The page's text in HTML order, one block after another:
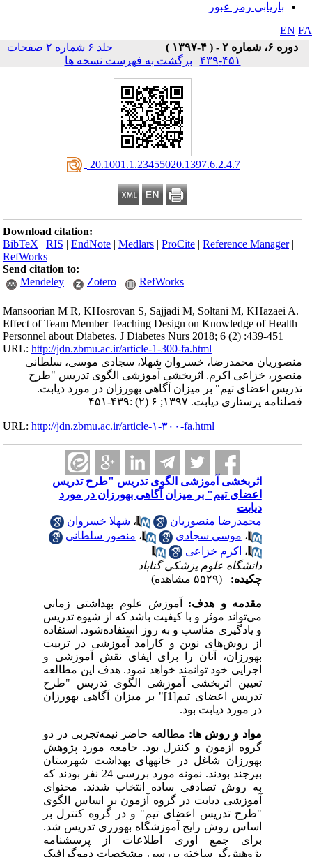
بازیابی رمز عبور
EN
دوره ۶، شماره ۲ - ( ۴-۱۳۹۷ )
جلد ۶ شماره ۲ صفحات
۴۵۱-۴۳۹
| برگشت به فهرست نسخه ها
‎ 20.1001.1.23455020.1397.6.2.4.7
Download citation:
BibTeX |RIS |EndNote |Medlars |ProCite |Reference Manager
RefWorks
Send citation to:
Mendeley
Zotero RefWorks
Mansoorian M R, KHosrovan S, Sajjadi M, Soltani M, KHazaei A.
Effect of Team Member Teaching Design on Knowledge of Health
Personnel about Diabetes. J Diabetes Nurs 2018; 6 (2) :439-451
URL:http://jdn.zbmu.ac.ir/article-1-300-fa.html
منصوریان محمدرضا، خسروان شهلا، سجادی موسی، سلطانی
منصور، خزاعی اکرم. اثربخشی آموزشی الگوی تدریس "طرح
تدریس اعضای تیم" بر میزان آگاهی بهورزان در مورد دیابت.
فصلنامه پرستاری دیابت. ۱۳۹۷; ۶ (۲) :۴۳۹-۴۵۱
URL:http://jdn.zbmu.ac.ir/article-۱-۳۰۰-fa.html
اثربخشی آموزشی الگوی تدریس "طرح تدریس
اعضای تیم" بر میزان آگاهی بهورزان در مورد
دیابت
محمدرضا منصوریان
،شهلا خسروان
،موسی سجادی ،منصور سلطانی
،اکرم خزاعی
دانشگاه علوم پزشکی گناباد
چکیده:
مقدمه و هدف:آموزش علوم بهداشتی زمانی
می‌تواند موثر و با کیفیت باشد که از شیوه تدریس
و یادگیری مناسب و به روز استفاده‌شود. استفاده
از روش‌های نوین و کارآمد آموزشی در تربیت
بهورزان، آنان را برای ایفای نقش آموزشی و
اجرایی خود توانمند خواهد‌ نمود. هدف این مطالعه
تعیین اثربخشی آموزشی الگوی تدریس "طرح
تدریس اعضای تیم[1]" بر میزان آگاهی بهورزان
در مورد دیابت بود.
مواد و روش ها:مطالعه حاضر نیمه‌تجربی در دو
گروه آزمون و کنترل بود. جامعه مورد پژوهش
بهورزان شاغل در خانه­های بهداشت شهرستان
بیرجند بودند. نمونه مورد بررسی 24 نفر بودند که
به روش تصادفی ساده انتخاب شدند. محتوای
آموزشی دیابت در گروه آزمون بر اساس الگوی
"طرح تدریس اعضای تیم" و در گروه کنترل بر
اساس روش رایج آموزشگاه بهورزی تدریس شد.
برای جمع اوری اطلاعات از پرسشنامه‌
پژوهش‌گر ساخته بررسی مشخصات دموگرافیک